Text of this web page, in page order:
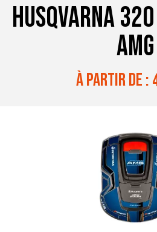
HUSQVARNA
AMG
à partir de :